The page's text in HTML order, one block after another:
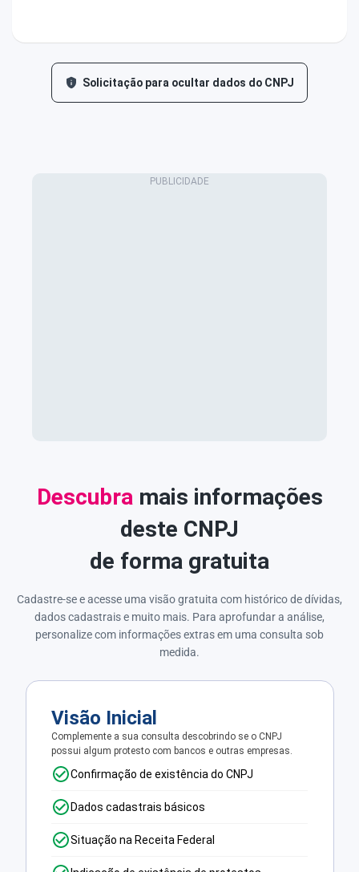
Solicitação para ocultar dados do CNPJ
Descubramais informações
deste CNPJ
de forma gratuita
Cadastre-se e acesse uma visão gratuita com histórico de dívidas,
dados cadastrais e muito mais. Para aprofundar a análise,
personalize com informações extras em uma consulta sob
medida.
Visão Inicial
Complemente a sua consulta descobrindo se o CNPJ
possui algum protesto com bancos e outras empresas.
Confirmação de existência do CNPJ
Dados cadastrais básicos
Situação na Receita Federal